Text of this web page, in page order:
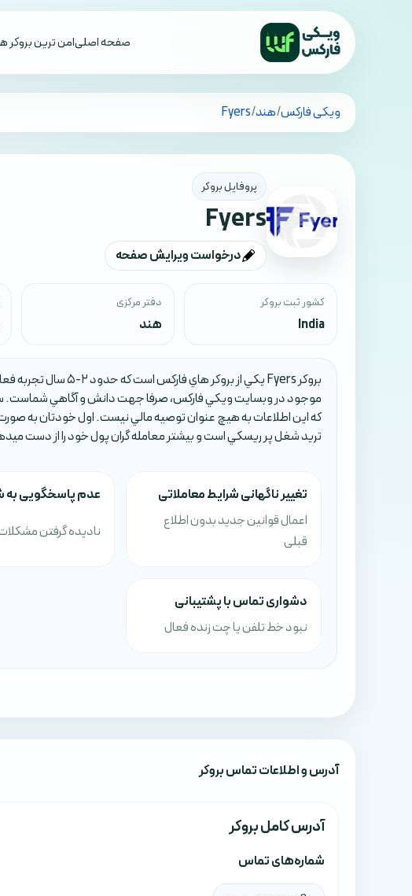
صفحه اصلیامن ترین بروکر
تمام کشورهاویکی فارکس/هند/
Fyers
پروفایل بروکر
Fyers
درخواست ویرایش صفحه
کشور ثبت بروکر
India
دفتر مرکزی
هند
موجود در وبسايت ويکي فارکس، صرفا جهت دانش و آگاهي شماست.
که اين اطلاعات به هيچ عنوان توصيه مالي نيست. اول خودتان به
تريد شغل پر ريسکي است و بيشتر معامله گران پول خود را از دست
تغییر ناگهانی شرایط معاملاتی
اعمال قوانین جدید بدون اطلاع
قبلی
عدم پاسخگویی به
نادیده گرفتن
دشواری تماس با پشتیبانی
نبود خط تلفن یا چت زنده فعال
آدرس‌ و اطلاعات تماس بروکر
آدرس کامل بروکر
شماره‌های تماس